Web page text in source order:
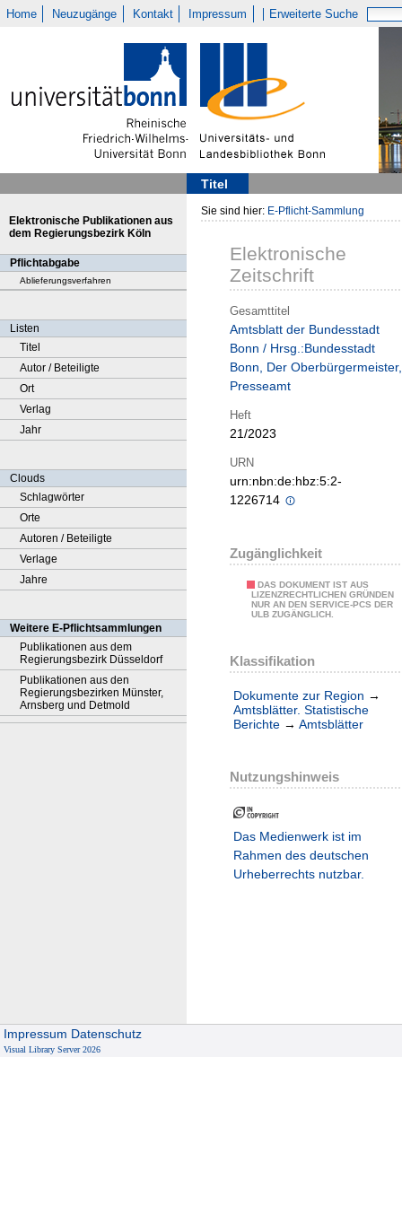
Home Neuzugänge Kontakt Impressum Erweiterte Suche
Titel
Elektronische Publikationen aus
dem Regierungsbezirk Köln
Pflichtabgabe
Ablieferungsverfahren
Listen
Titel
Autor / Beteiligte
Ort
Verlag
Jahr
Clouds
Schlagwörter
Orte
Autoren / Beteiligte
Verlage
Jahre
Weitere E-Pflichtsammlungen
Publikationen aus dem
Regierungsbezirk Düsseldorf
Publikationen aus den
Regierungsbezirken Münster,
Arnsberg und Detmold
Sie sind hier: E-Pflicht-Sammlung
Elektronische
Zeitschrift
Gesamttitel
Amtsblatt der Bundesstadt
Bonn / Hrsg.:Bundesstadt
Bonn, Der Oberbürgermeister,
Presseamt
Heft
21/2023
URN
urn:nbn:de:hbz:5:2-
1226714
Zugänglichkeit
DAS DOKUMENT IST AUS
LIZENZRECHTLICHEN GRÜNDEN
NUR AN DEN SERVICE-PCS DER
ULB ZUGÄNGLICH.
Klassifikation
Dokumente zur Region →
Amtsblätter. Statistische
Berichte → Amtsblätter
Nutzungshinweis
Das Medienwerk ist im
Rahmen des deutschen
Urheberrechts nutzbar.
Impressum Datenschutz
Visual Library Server 2026